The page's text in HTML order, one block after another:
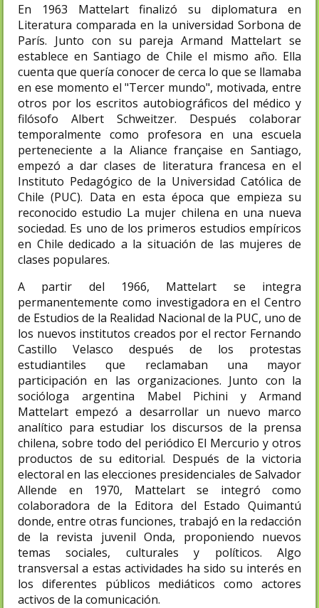
En 1963 Mattelart finalizó su diplomatura en
Literatura comparada en la universidad Sorbona de
París.​ Junto con su pareja Armand Mattelart se
establece en Santiago de Chile el mismo año. Ella
cuenta que quería conocer de cerca lo que se llamaba
en ese momento el "Tercer mundo", motivada, entre
otros por los escritos autobiográficos del médico y
filósofo Albert Schweitzer.​ Después colaborar
temporalmente como profesora en una escuela
perteneciente a la Aliance française en Santiago,
empezó a dar clases de literatura francesa en el
Instituto Pedagógico de la Universidad Católica de
Chile (PUC).​ Data en esta época que empieza su
reconocido estudio La mujer chilena en una nueva
sociedad.​ Es uno de los primeros estudios empíricos
en Chile dedicado a la situación de las mujeres de
clases populares.
A partir del 1966, Mattelart se integra
permanentemente como investigadora en el Centro
de Estudios de la Realidad Nacional de la PUC, uno de
los nuevos institutos creados por el rector Fernando
Castillo Velasco después de los protestas
estudiantiles que reclamaban una mayor
participación en las organizaciones. Junto con la
socióloga argentina Mabel Pichini​ y Armand
Mattelart empezó a desarrollar un nuevo marco
analítico para estudiar los discursos de la prensa
chilena, sobre todo del periódico El Mercurio y otros
productos de su editorial. Después de la victoria
electoral en las elecciones presidenciales de Salvador
Allende en 1970, Mattelart se integró como
colaboradora de la Editora del Estado Quimantú​
donde, entre otras funciones, trabajó en la redacción
de la revista juvenil Onda, proponiendo nuevos
temas sociales, culturales y políticos.​ Algo
transversal a estas actividades ha sido su interés en
los diferentes públicos mediáticos como actores
activos de la comunicación.